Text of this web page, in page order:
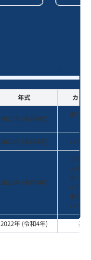
年式 カラー
2022年 (令和4年)
ホワイ
系
2022年 (令和4年) パール
2022年 (令和4年)
ブラッ
メタリ
ク・シ
イニン
ホワイ
パール
2022年 (令和4年) 系